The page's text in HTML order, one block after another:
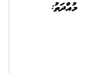
މުއްދަތު: